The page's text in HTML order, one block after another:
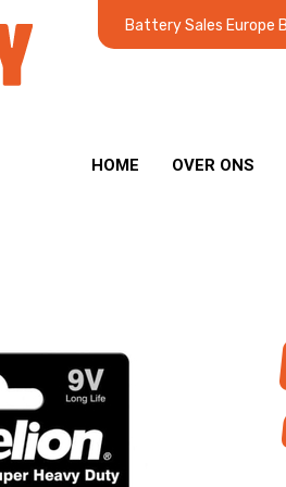
Battery Sales Europe
HOME OVER ONS